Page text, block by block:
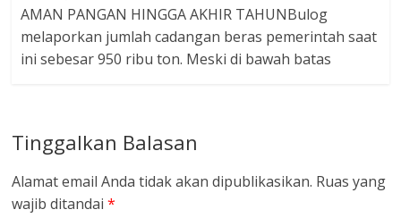
AMAN PANGAN HINGGA AKHIR TAHUNBulog
melaporkan jumlah cadangan beras pemerintah saat
ini sebesar 950 ribu ton. Meski di bawah batas
Tinggalkan Balasan
Alamat email Anda tidak akan dipublikasikan. Ruas yang
wajib ditandai*